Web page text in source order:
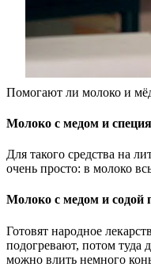
Помогают ли молоко и
Молоко с медом и
Для такого средства на
очень просто: в молоко
Молоко с медом и содой
Готовят народное
подогревают, потом туда
можно влить немного